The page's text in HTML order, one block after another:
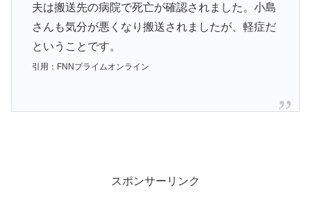
夫は搬送先の病院で死亡が確認されました。小島
さんも気分が悪くなり搬送されましたが、軽症だ
ということです。
引用：FNNプライムオンライン
スポンサーリンク